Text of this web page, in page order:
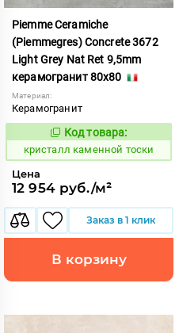
Piemme Ceramiche
(Piemmegres) Concrete 3672
Light Grey Nat Ret 9,5mm
керамогранит 80x80
Материал:
Керамогранит
817231
Код товара:
кристалл каменной тоски
Цена
12 954 руб./м²
Заказ в 1 клик
В корзину